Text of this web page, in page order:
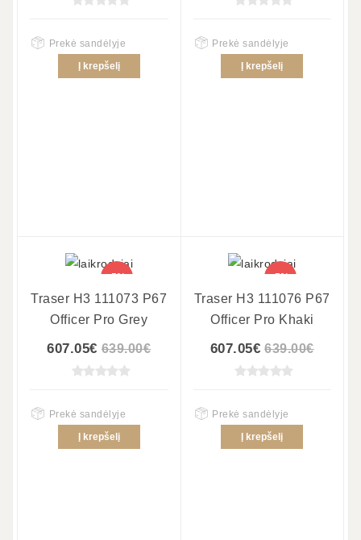
Prekė sandėlyje
Į krepšelį
Prekė sandėlyje
Į krepšelį
-5%
Traser H3 111073 P67
Officer Pro Grey
607.05€ 639.00€
Prekė sandėlyje
Į krepšelį
-5%
Traser H3 111076 P67
Officer Pro Khaki
607.05€ 639.00€
Prekė sandėlyje
Į krepšelį